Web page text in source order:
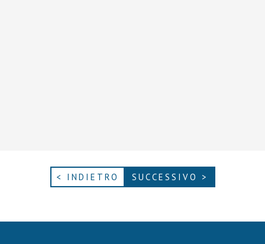
< INDIETRO SUCCESSIVO >